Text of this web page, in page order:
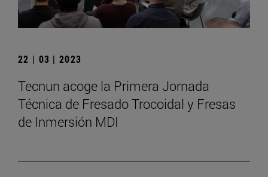
22 | 03 | 2023
Tecnun acoge la Primera Jornada
Técnica de Fresado Trocoidal y Fresas
de Inmersión MDI